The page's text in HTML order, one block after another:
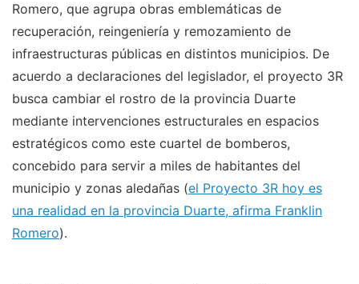
Romero, que agrupa obras emblemáticas de
recuperación, reingeniería y remozamiento de
infraestructuras públicas en distintos municipios. De
acuerdo a declaraciones del legislador, el proyecto 3R
busca cambiar el rostro de la provincia Duarte
mediante intervenciones estructurales en espacios
estratégicos como este cuartel de bomberos,
concebido para servir a miles de habitantes del
municipio y zonas aledañas (el Proyecto 3R hoy es
una realidad en la provincia Duarte, afirma Franklin
Romero).